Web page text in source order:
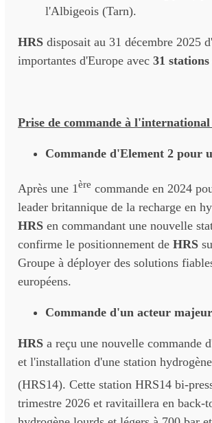
l'Albigeois (Tarn).
HRS disposait au 31 décembre 2025
importantes d'Europe avec 31
Prise de commande à
Commande d'Element 2 pour
Après une 1ère commande en 2024
leader britannique de la recharge en
HRS en commandant une nouvelle
confirme le positionnement de HRS
Groupe à déployer des solutions
européens.
Commande d'un acteur
HRS a reçu une nouvelle commande
et l'installation d'une station
(HRS14). Cette station HRS14 bi-
trimestre 2026 et ravitaillera en back-